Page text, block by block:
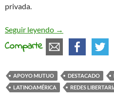
privada.
Seguir leyendo En defensa de
→
Comparte
APOYO MUTUO DESTACADO
LATINOAMÉRICA
REDES